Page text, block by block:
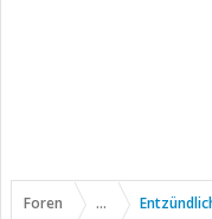
Foren ...